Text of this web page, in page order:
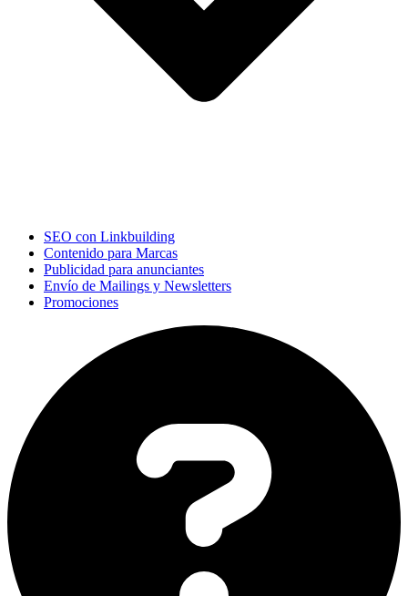
SEO con Linkbuilding
Contenido para Marcas
Publicidad para anunciantes
Envío de Mailings y Newsletters
Promociones